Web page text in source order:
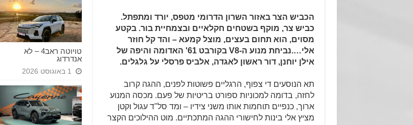
טויוטה ראב4 – לא
אנדרדוג
1 באוגוסט 2026
הכביש הצר באזור השרון הדרומי מטפס, יורד ומתפתל.
כביש צר, מוקף בשטחים חקלאיים ובצמחיית בור. בקטע
מסוים, הוא תחום בעצים, מוצל קמעא – והד קל חוזר
אלי….נביחת מנוע ה-V8 בקורבט 61' האדומה והיפה של
אילן יוחנן, דור ראשון לאגדה, אלביס פרסלי על גלגלים.
תא הנוסעים די צפוף, הרגליים פשוטות לפנים, ההגה קרוב
לחזה, בדומה למכוניות ספורט בריטיות של פעם. מכסה המנוע
ארוך, כנפיים תוחמות אותו משני צידיו – ומד סל"ד עגול וקטן
מציץ אלי בינות לחישורי ההגה המתכתיים. מוט ההילוכים הקצר